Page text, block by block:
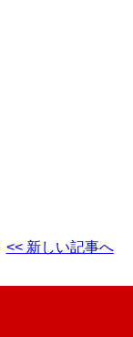
<< 新しい記事へ